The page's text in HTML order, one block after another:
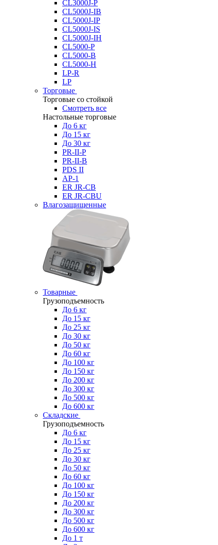
CL3000J-P
CL5000J-IB
CL5000J-IP
CL5000J-IS
CL5000J-IH
CL5000-P
CL5000-B
CL5000-H
LP-R
LP
Торговые
Торговые со стойкой
Смотреть все
Настольные торговые
До 6 кг
До 15 кг
До 30 кг
PR-II-P
PR-II-B
PDS II
AP-1
ER JR-CB
ER JR-CBU
Влагозащищенные
Товарные
Грузоподъемность
До 6 кг
До 15 кг
До 25 кг
До 30 кг
До 50 кг
До 60 кг
До 100 кг
До 150 кг
До 200 кг
До 300 кг
До 500 кг
До 600 кг
Складские
Грузоподъемность
До 6 кг
До 15 кг
До 25 кг
До 30 кг
До 50 кг
До 60 кг
До 100 кг
До 150 кг
До 200 кг
До 300 кг
До 500 кг
До 600 кг
До 1 т